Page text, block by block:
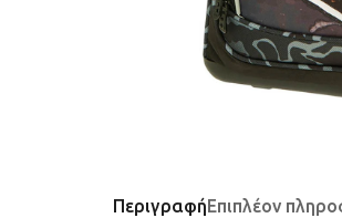
ΠεριγραφήΕπιπλέον